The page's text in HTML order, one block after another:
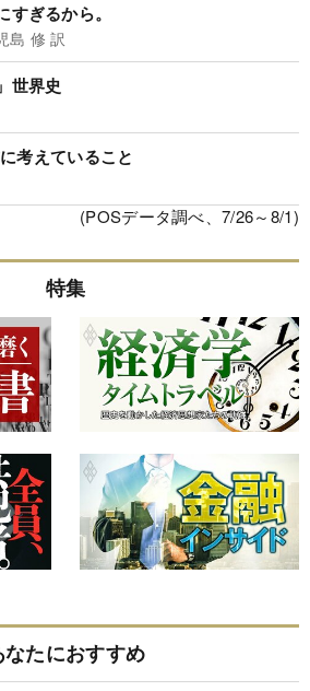
ぎるから。
島 修 訳
世界史
考えていること
(POSデータ調べ、7/26～8/1)
特集
なたにおすすめ